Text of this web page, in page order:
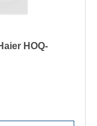
HOQ-